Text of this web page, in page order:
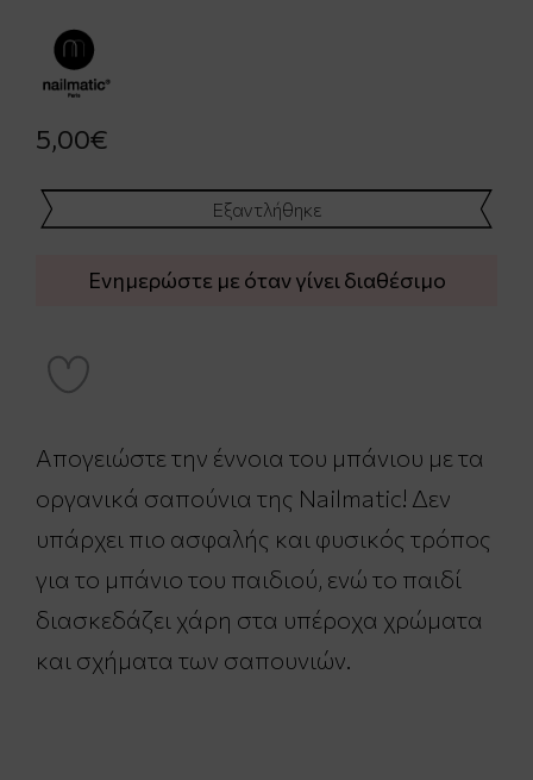
5,00€
Εξαντλήθηκε
Ενημερώστε με όταν γίνει διαθέσιμο
Απογειώστε την έννοια του μπάνιου με τα
οργανικά σαπούνια της Nailmatic! Δεν
υπάρχει πιο ασφαλής και φυσικός τρόπος
για το μπάνιο του παιδιού, ενώ το παιδί
διασκεδάζει χάρη στα υπέροχα χρώματα
και σχήματα των σαπουνιών.